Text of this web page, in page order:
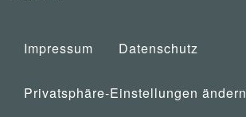
Impressum Datenschutz
Privatsphäre-Einstellungen ändern